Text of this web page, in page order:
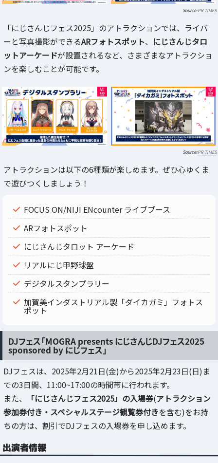
PR TIMES
「にじさんじフェス2025」のアトラクションでは、ライバ
ーと写真撮影ができるARフォトスポット、 にじさんじタロ
ットアーケードが設置されるなど、さまざまなアトラクショ
ンを楽しむことが可能です。
PR TIMES
アトラクションは以下の6種類が楽しめます。ぜひ心ゆくま
で遊びつくしましょう！
FOCUS ON/NIJI ENcounter ライブブース
ARフォトスポット
にじさんじタロット アーケード
リアルにじ甲野球盤
デジタルスタンプラリー
加賀美インダストリアル製「ダイカガミ」フォトス
ポット
DJフェス「MOGRA presents にじさんじDJフェス2025
sponsored by にじフェス」
DJフェスは、2025年2月21日(金)から2025年2月23日(日)ま
での3日間、11:00~17:00の時間帯に行われます。
また、
「にじさんじフェス2025」の入場券(アトラクション
参加券付き・スペシャルステージ観覧券付きを含む)をお持
ちの方は、割引でDJフェスの入場券を申し込めます。
出演者情報